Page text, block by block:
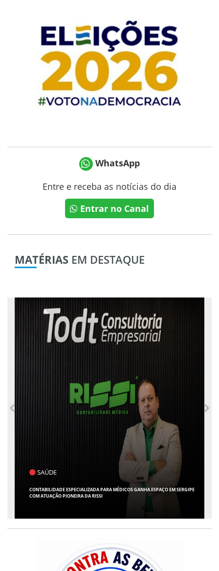
WhatsApp
Entre e receba as notícias do dia
Entrar no Canal
MATÉRIAS EM DESTAQUE
SAÚDE
CONTABILIDADE ESPECIALIZADA PARA MÉDICOS GANHA ESPAÇO EM SERGIPE
COM ATUAÇÃO PIONEIRA DA RISSI